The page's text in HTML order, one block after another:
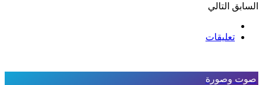
السابق التالي
تعليقات
صوت وصورة